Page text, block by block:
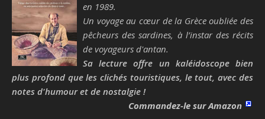
en 1989.
Un voyage au cœur de la Grèce oubliée des
pêcheurs des sardines, à l’instar des récits
de voyageurs d'antan.
Sa lecture offre un kaléidoscope bien
plus profond que les clichés touristiques, le tout, avec des
notes d'humour et de nostalgie !
Commandez-le sur Amazon